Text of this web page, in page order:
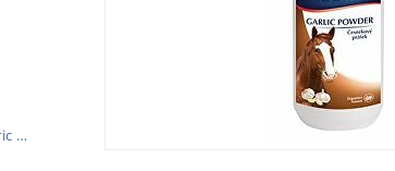
Fitmin horse Progastric 20kg